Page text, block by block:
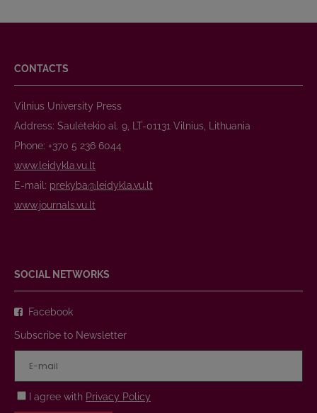
CONTACTS
Vilnius University Press
Address: Saulėtekio al. 9, LT-01131 Vilnius, Lithuania
Phone: +370 5 236 6044
www.leidykla.vu.lt
E-mail: prekyba@leidykla.vu.lt
www.journals.vu.lt
SOCIAL NETWORKS
Facebook
Subscribe to Newsletter
I agree with Privacy Policy